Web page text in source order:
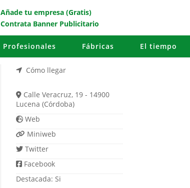
Añade tu empresa (Gratis)
Contrata Banner Publicitario
Profesionales Fábricas El tiempo
Cómo llegar
Calle Veracruz, 19 - 14900
Lucena (Córdoba)
Web
Miniweb
Twitter
Facebook
Destacada:Si